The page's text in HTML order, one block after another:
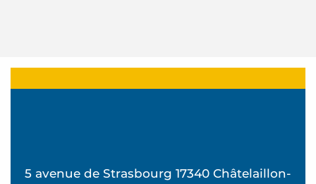
5 avenue de Strasbourg 17340 Châtelaillon-